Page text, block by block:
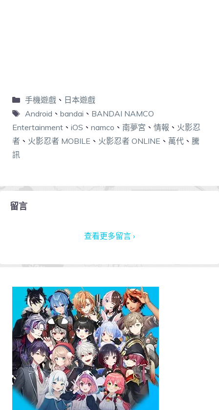
手機遊戲、 日本遊戲
Android 、 bandai 、 BANDAI NAMCO
Entertainment 、 iOS 、 namco 、 南夢宮 、 情報 、 火影忍
者 、 火影忍者 MOBILE 、 火影忍者 ONLINE 、 萬代 、 騰
訊
留言
查看更多留言 ›